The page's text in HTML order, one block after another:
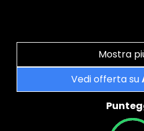
Mostra
Vedi offerta su